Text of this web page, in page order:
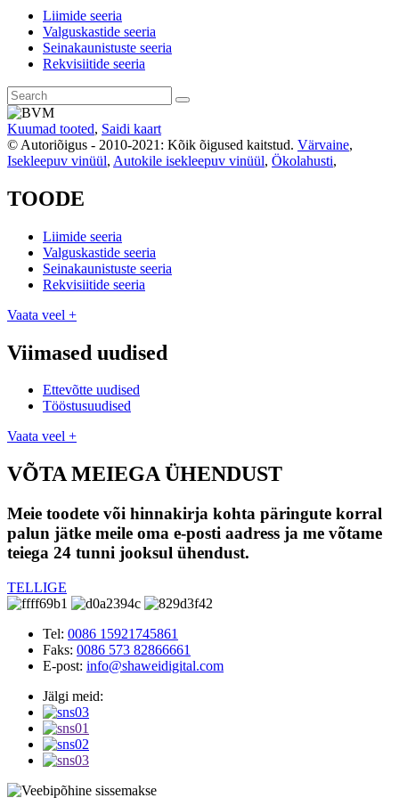
Liimide seeria
Valguskastide seeria
Seinakaunistuste seeria
Rekvisiitide seeria
Kuumad tooted, Saidi kaart
© Autoriõigus - 2010-2021: Kõik õigused kaitstud. Värvaine,
Isekleepuv vinüül, Autokile isekleepuv vinüül, Ökolahusti,
TOODE
Liimide seeria
Valguskastide seeria
Seinakaunistuste seeria
Rekvisiitide seeria
Vaata veel +
Viimased uudised
Ettevõtte uudised
Tööstusuudised
Vaata veel +
VÕTA MEIEGA ÜHENDUST
Meie toodete või hinnakirja kohta päringute korral
palun jätke meile oma e-posti aadress ja me võtame
teiega 24 tunni jooksul ühendust.
TELLIGE
Tel: 0086 15921745861
Faks: 0086 573 82866661
E-post: info@shaweidigital.com
Jälgi meid: